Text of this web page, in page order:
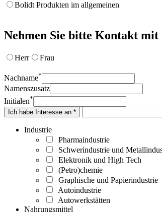
Bolidt Produkten im allgemeinen
Nehmen Sie bitte Kontakt
Herr Frau
Nachname*
Namenszusatz
Initialen*
Ich habe Interesse an *
Industrie
Pharmaindustrie
Schwerindustrie und
Elektronik und High Tech
(Petro)chemie
Graphische und Papierindustrie
Autoindustrie
Autowerkstätten
Nahrungsmittel